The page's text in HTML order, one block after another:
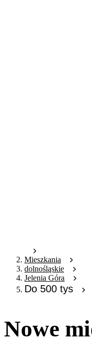
Mieszkania
dolnośląskie
Jelenia Góra
Do 500 tys
Nowe